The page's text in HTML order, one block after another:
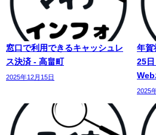
窓口で利用できるキャッシュレ
ス決済 - 高畠町
2025年12月15日
年賀
25
Web
2025